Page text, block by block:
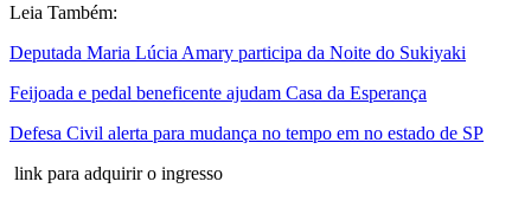
Leia Também:
Deputada Maria Lúcia Amary participa da Noite do Sukiyaki
Feijoada e pedal beneficente ajudam Casa da Esperança
Defesa Civil alerta para mudança no tempo em no estado de SP
link para adquirir o ingresso